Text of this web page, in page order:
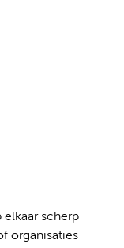
scherp
organisaties